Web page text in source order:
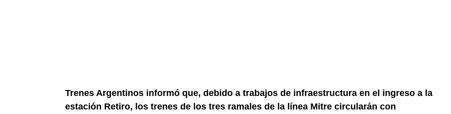
Trenes Argentinos informó que, debido a trabajos de infraestructura en el ingreso a la
estación Retiro, los trenes de los tres ramales de la línea Mitre circularán con